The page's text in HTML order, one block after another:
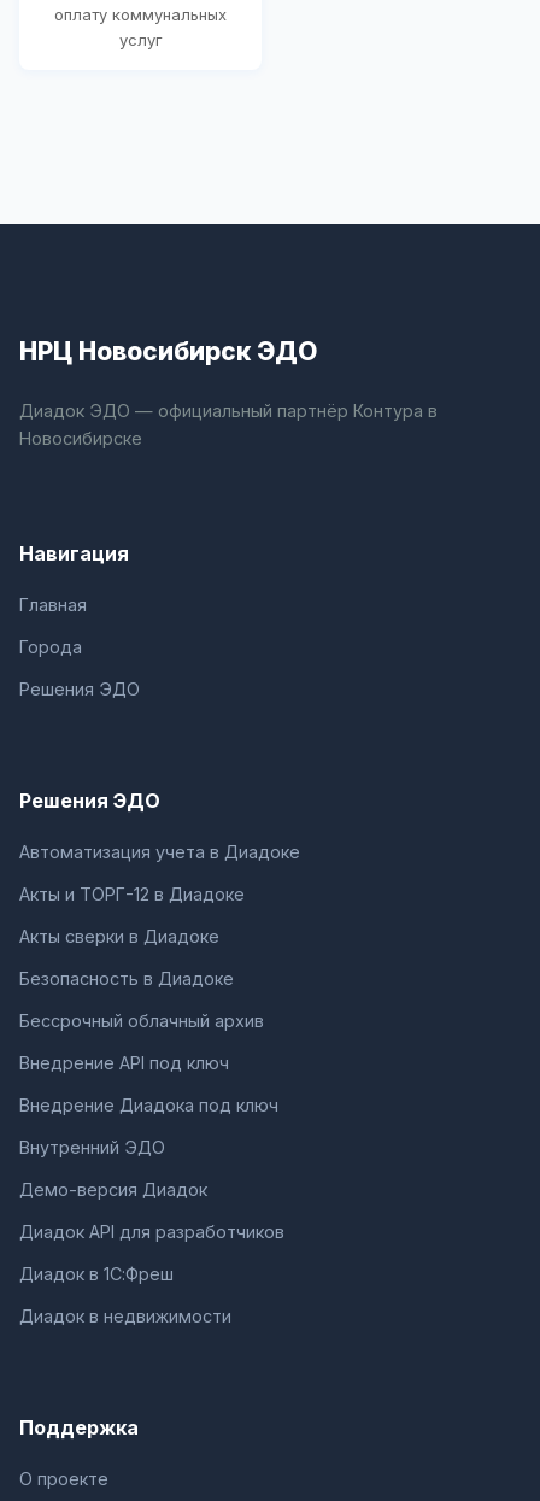
оплату коммунальных
услуг
НРЦ Новосибирск ЭДО
Диадок ЭДО — официальный партнёр Контура в
Новосибирске
Навигация
Главная
Города
Решения ЭДО
Решения ЭДО
Автоматизация учета в Диадоке
Акты и ТОРГ-12 в Диадоке
Акты сверки в Диадоке
Безопасность в Диадоке
Бессрочный облачный архив
Внедрение API под ключ
Внедрение Диадока под ключ
Внутренний ЭДО
Демо-версия Диадок
Диадок API для разработчиков
Диадок в 1С:Фреш
Диадок в недвижимости
Поддержка
О проекте